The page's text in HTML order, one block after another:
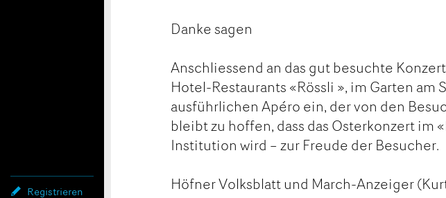
Registrieren
Danke sagen
Anschliessend an das gut besuchte
Hotel-Restaurants «Rössli », im Garten am
ausführlichen Apéro ein, der von den
bleibt zu hoffen, dass das Osterkonzert im
Institution wird – zur Freude der Besucher.
Höfner Volksblatt und March-Anzeiger